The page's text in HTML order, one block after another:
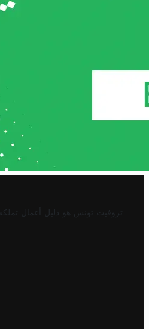
تروفيت تونس هو دليل أعمال